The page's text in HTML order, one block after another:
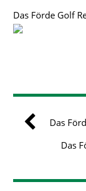
Das Förde Golf
Das
Das